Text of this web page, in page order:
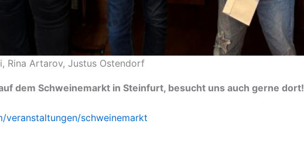
Rina Artarov, Justus Ostendorf
dem Schweinemarkt in Steinfurt, besucht uns auch gerne dort!
schweinemarkt